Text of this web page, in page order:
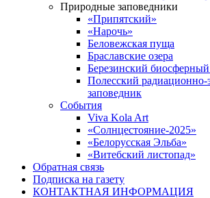
Природные заповедники
«Припятский»
«Нарочь»
Беловежская пуща
Браславские озера
Березинский
Полесский радиационно-
заповедник
События
Viva Kola Art
«Солнцестояние-2025»
«Белорусская Эльба»
«Витебский листопад»
Обратная связь
Подписка на газету
КОНТАКТНАЯ ИНФОРМАЦИЯ